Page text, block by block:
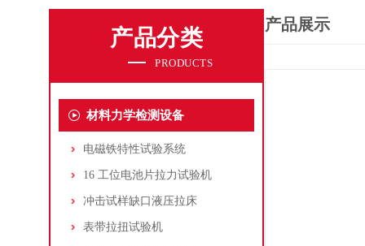
产品分类
PRODUCTS
材料力学检测设备
电磁铁特性试验系统
16 工位电池片拉力试验机
冲击试样缺口液压拉床
表带拉扭试验机
产品展示